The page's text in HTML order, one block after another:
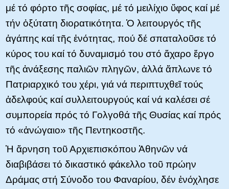
μέ τό φόρτο τῆς σοφίας, μέ τό μειλίχιο ὕφος καί μέ
τήν ὀξύτατη διορατικότητα. Ὁ λειτουργός τῆς
ἀγάπης καί τῆς ἐνότητας, πού δέ σπαταλοῦσε τό
κύρος του καί τό δυναμισμό του στό ἄχαρο ἔργο
τῆς ἀνάξεσης παλιῶν πληγῶν, ἀλλά ἅπλωνε τό
Πατριαρχικό του χέρι, γιά νά περιπτυχθεῖ τούς
ἀδελφούς καί συλλειτουργούς καί νά καλέσει σέ
συμπορεία πρός τό Γολγοθά τῆς Θυσίας καί πρός
τό «ἀνώγαιο» τῆς Πεντηκοστῆς.
Ἡ ἄρνηση τοῦ Αρχιεπισκόπου Ἀθηνῶν νά
διαβιβάσει τό δικαστικό φάκελλο τοῦ πρώην
Δράμας στή Σύνοδο του Φαναρίου, δέν ἐνόχλησε